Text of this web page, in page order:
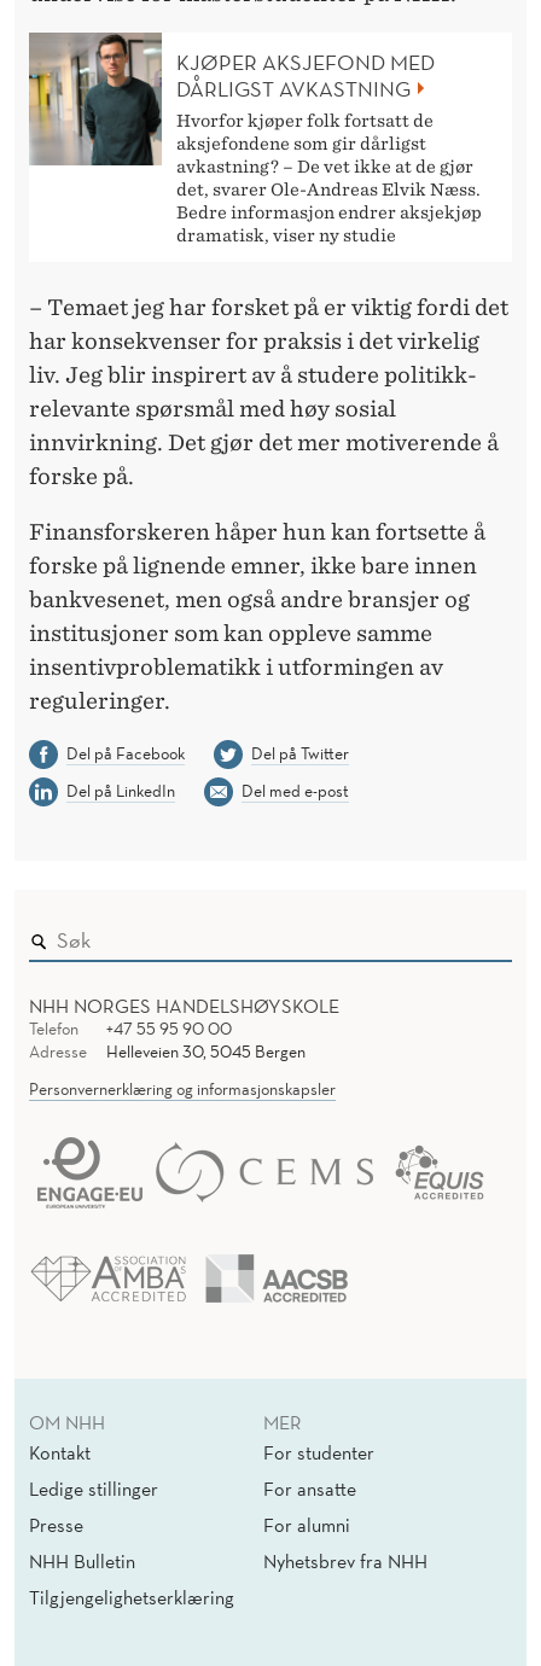
KJØPER AKSJEFOND MED
DÅRLIGST AVKASTNING
Hvorfor kjøper folk fortsatt de
aksjefondene som gir dårligst
avkastning? – De vet ikke at de gjør
det, svarer Ole-Andreas Elvik Næss.
Bedre informasjon endrer aksjekjøp
dramatisk, viser ny studie
– Temaet jeg har forsket på er viktig fordi det
har konsekvenser for praksis i det virkelig
liv. Jeg blir inspirert av å studere politikk-
relevante spørsmål med høy sosial
innvirkning. Det gjør det mer motiverende å
forske på.
Finansforskeren håper hun kan fortsette å
forske på lignende emner, ikke bare innen
bankvesenet, men også andre bransjer og
institusjoner som kan oppleve samme
insentivproblematikk i utformingen av
reguleringer.
Del på Facebook
Del på Twitter
Del på LinkedIn
Del med e-post
NHH NORGES HANDELSHØYSKOLE
Telefon
+47 55 95 90 00
Adresse
Helleveien 30, 5045 Bergen
Personvernerklæring og informasjonskapsler
OM NHH
Kontakt
Ledige stillinger
Presse
NHH Bulletin
Tilgjengelighetserklæring
MER
For studenter
For ansatte
For alumni
Nyhetsbrev fra NHH